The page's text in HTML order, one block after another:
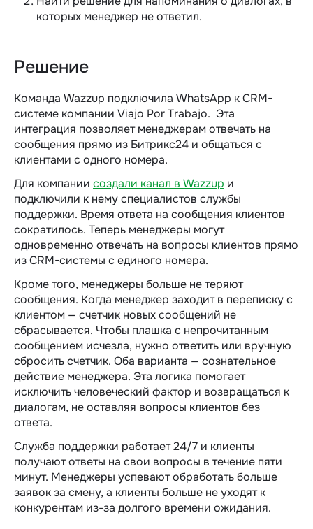
которых менеджер не ответил.
Решение
Команда Wazzup подключила WhatsApp к CRM-
системе компании Viajo Por Trabajo. Эта
интеграция позволяет менеджерам отвечать на
сообщения прямо из Битрикс24 и общаться с
клиентами с одного номера.
Для компании создали канал в Wazzup и
подключили к нему специалистов службы
поддержки. Время ответа на сообщения клиентов
сократилось. Теперь менеджеры могут
одновременно отвечать на вопросы клиентов прямо
из CRM-системы с единого номера.
Кроме того, менеджеры больше не теряют
сообщения. Когда менеджер заходит в переписку с
клиентом — счетчик новых сообщений не
сбрасывается. Чтобы плашка с непрочитанным
сообщением исчезла, нужно ответить или вручную
сбросить счетчик. Оба варианта — сознательное
действие менеджера. Эта логика помогает
исключить человеческий фактор и возвращаться к
диалогам, не оставляя вопросы клиентов без
ответа.
Служба поддержки работает 24/7 и клиенты
получают ответы на свои вопросы в течение пяти
минут. Менеджеры успевают обработать больше
заявок за смену, а клиенты больше не уходят к
конкурентам из-за долгого времени ожидания.